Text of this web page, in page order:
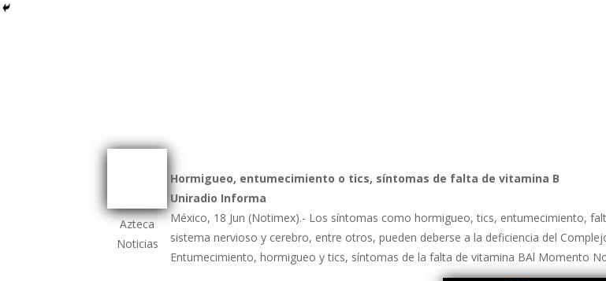
Azteca
Noticias
Hormigueo, entumecimiento o tics, síntomas de falta de vitamina B
Uniradio Informa
México, 18 Jun (Notimex).- Los síntomas como hormigueo, tics, entumecimiento,
sistema nervioso y cerebro, entre otros, pueden deberse a la deficiencia del
Entumecimiento, hormigueo y tics, síntomas de la falta de vitamina BAl Momento